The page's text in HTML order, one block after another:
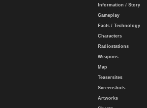
Information / Story
Gameplay
Facts / Technology
Characters
Radiostations
Weapons
Map
Teasersites
Screenshots
Artworks